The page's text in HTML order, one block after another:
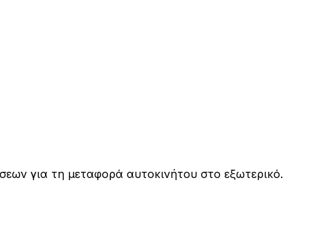
για τη μεταφορά αυτοκινήτου στο εξωτερικό.